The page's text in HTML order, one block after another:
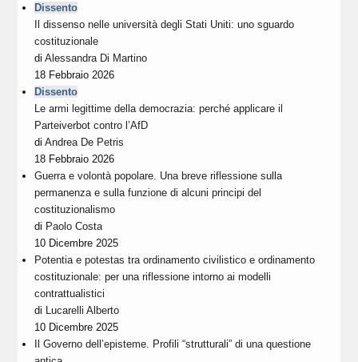
Dissento
Il dissenso nelle università degli Stati Uniti: uno sguardo
costituzionale
diAlessandra Di Martino
18 Febbraio 2026
Dissento
Le armi legittime della democrazia: perché applicare il
Parteiverbot contro l’AfD
diAndrea De Petris
18 Febbraio 2026
Guerra e volontà popolare. Una breve riflessione sulla
permanenza e sulla funzione di alcuni principi del
costituzionalismo
di Paolo Costa
10 Dicembre 2025
Potentia e potestas tra ordinamento civilistico e ordinamento
costituzionale: per una riflessione intorno ai modelli
contrattualistici
di Lucarelli Alberto
10 Dicembre 2025
Il Governo dell’episteme. Profili “strutturali” di una questione